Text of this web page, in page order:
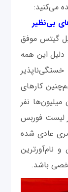
می‌کنید:
گیتس موفق
این همه
کارهای
نفر
لیست فوربس
عادی شده
نام‌آورترین
شخصی باشد.